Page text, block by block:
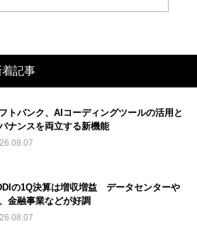
着記事
トバンク、AIコーディングツールの活用と
ナンスを両立する新機能
の1Q決算は増収増益 データセンターや
金融事業などが好調